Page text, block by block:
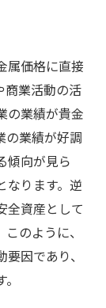
の増やし
きポイン
方法
属価格に直接
商業活動の活
の業績が貴金
の業績が好調
傾向が見ら
なります。逆
全資産として
のように、
因であり、